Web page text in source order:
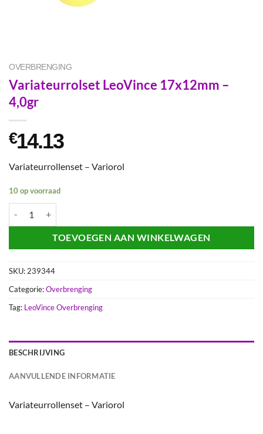
OVERBRENGING
Variateurrolset LeoVince 17x12mm –
4,0gr
€14.13
Variateurrollenset – Variorol
10 op voorraad
TOEVOEGEN AAN WINKELWAGEN
SKU: 239344
Categorie:Overbrenging
Tag: LeoVince Overbrenging
BESCHRIJVING
AANVULLENDE INFORMATIE
Variateurrollenset – Variorol